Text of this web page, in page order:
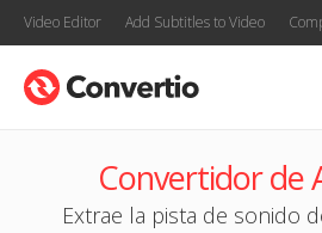
Video Editor Add Subtitles to Video
Convertidor de
Extrae la pista de sonido